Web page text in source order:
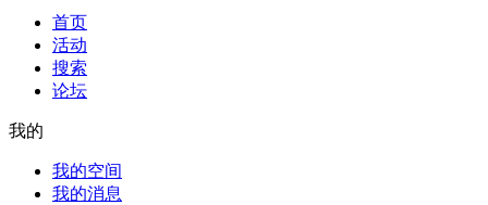
首页
活动
搜索
论坛
我的
我的空间
我的消息